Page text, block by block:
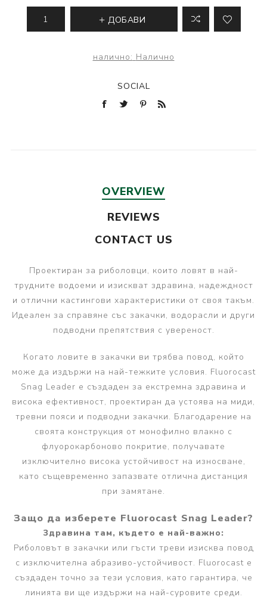
ДОБАВИ
налично: Налично
SOCIAL
OVERVIEW
REVIEWS
CONTACT US
Проектиран за риболовци, които ловят в най-
трудните водоеми и изискват здравина, надеждност
и отлични кастингови характеристики от своя такъм.
Идеален за справяне със закачки, водорасли и други
подводни препятствия с увереност.
Когато ловите в закачки ви трябва повод, който
може да издържи на най-тежките условия. Fluorocast
Snag Leader е създаден за екстремна здравина и
висока ефективност, проектиран да устоява на миди,
тревни пояси и подводни закачки. Благодарение на
своята конструкция от монофилно влакно с
флуорокарбоново покритие, получавате
изключително висока устойчивост на износване,
като същевременно запазвате отлична дистанция
при замятане.
Защо да изберете Fluorocast Snag Leader?
Здравина там, където е най-важно:
Риболовът в закачки или гъсти треви изисква повод
с изключителна абразиво-устойчивост. Fluorocast е
създаден точно за тези условия, като гарантира, че
линията ви ще издържи на най-суровите среди.